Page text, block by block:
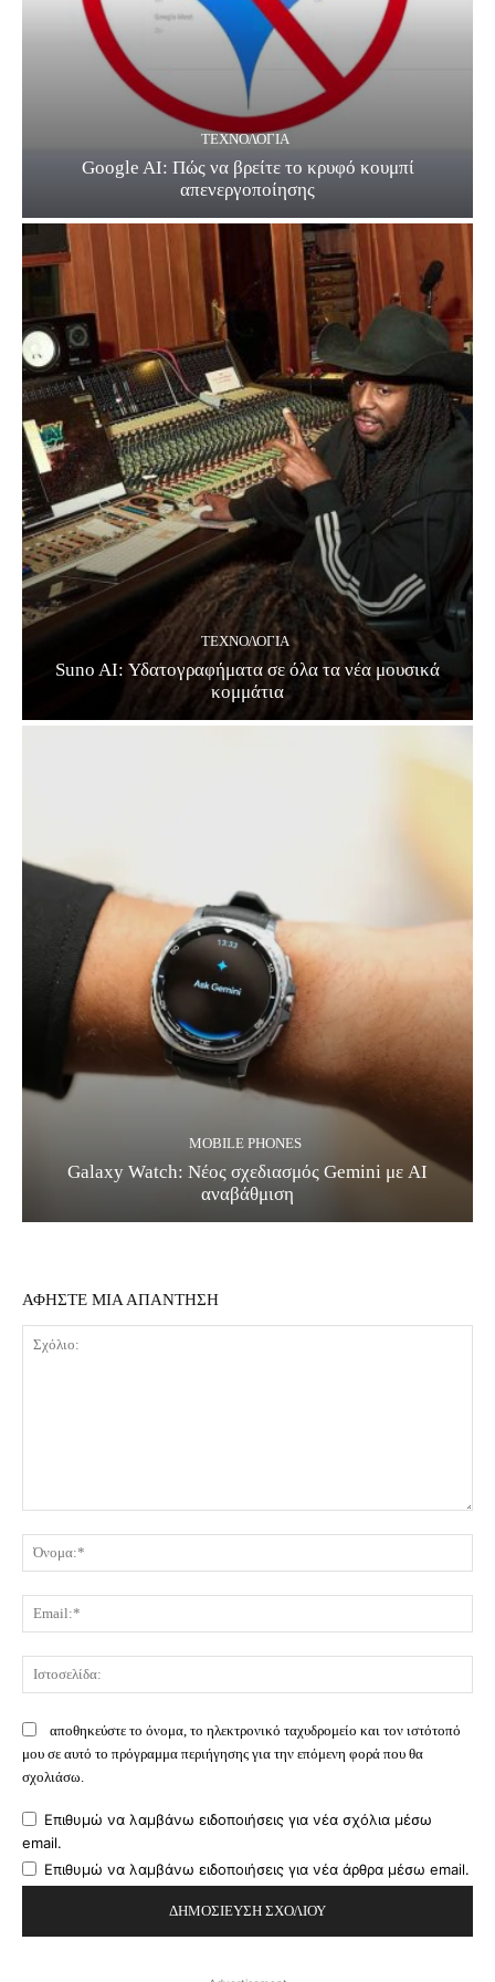
ΤΕΧΝΟΛΟΓΊΑ
Google AI: Πώς να βρείτε το κρυφό κουμπί
απενεργοποίησης
ΤΕΧΝΟΛΟΓΊΑ
Suno AI: Υδατογραφήματα σε όλα τα νέα μουσικά
κομμάτια
MOBILE PHONES
Galaxy Watch: Νέος σχεδιασμός Gemini με AI
αναβάθμιση
ΑΦΗΣΤΕ ΜΙΑ ΑΠΑΝΤΗΣΗ
αποθηκεύστε το όνομα, το ηλεκτρονικό ταχυδρομείο και τον ιστότοπό
μου σε αυτό το πρόγραμμα περιήγησης για την επόμενη φορά που θα
σχολιάσω.
Επιθυμώ να λαμβάνω ειδοποιήσεις για νέα σχόλια μέσω
email.
Επιθυμώ να λαμβάνω ειδοποιήσεις για νέα άρθρα μέσω email.